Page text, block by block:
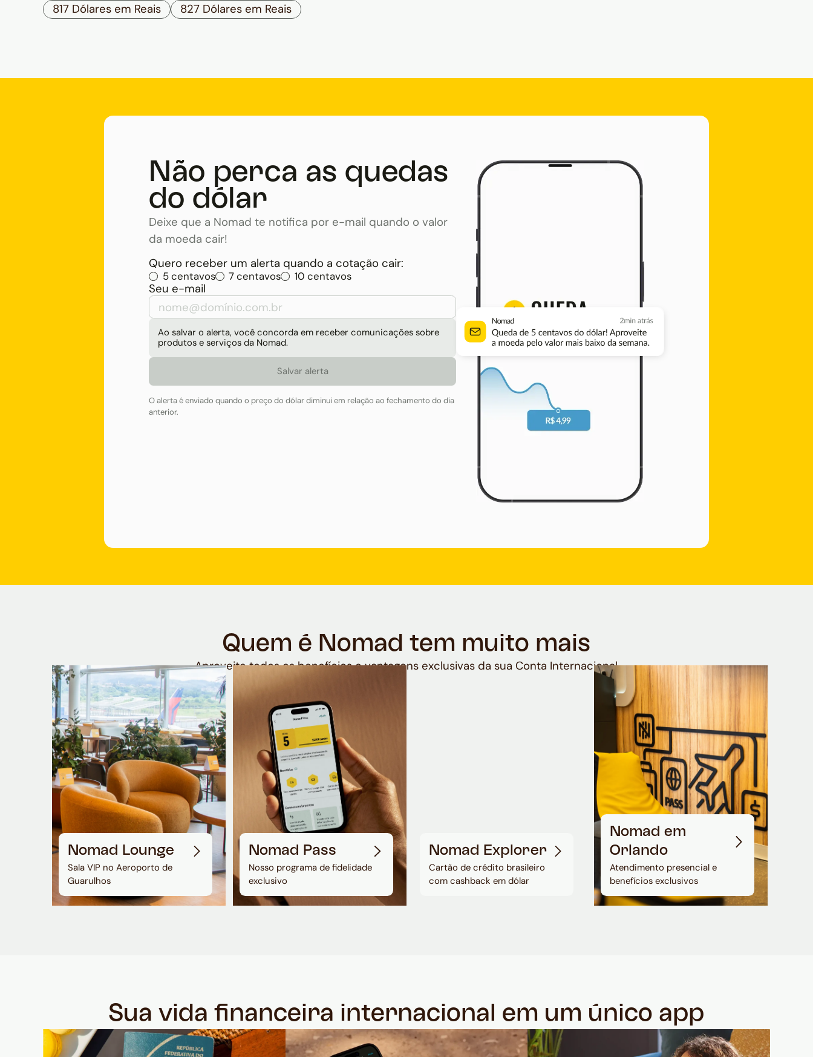
817 Dólares em Reais
827 Dólares em Reais
Não perca as quedas
do dólar
Deixe que a Nomad te notifica por e-mail quando o valor
da moeda cair!
Quero receber um alerta quando a cotação cair:
5 centavos 7 centavos 10 centavos
Seu e-mail
Ao salvar o alerta, você concorda em receber comunicações sobre
produtos e serviços da Nomad.
O alerta é enviado quando o preço do dólar diminui em relação ao fechamento do dia
anterior.
Quem é Nomad tem muito mais
Aproveite todos os benefícios e vantagens exclusivas da sua Conta Internacional
Nomad Lounge
Sala VIP no Aeroporto de
Guarulhos
Nomad Pass
Nosso programa de fidelidade
exclusivo
Nomad Explorer
Cartão de crédito brasileiro
com cashback em dólar
Nomad em
Orlando
Atendimento presencial e
benefícios exclusivos
Sua vida financeira internacional em um único app